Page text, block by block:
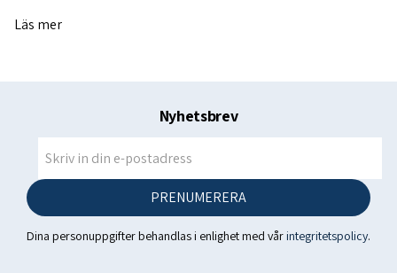
----------------------------------------------------------------------------------
--------------------
Energi: 1649 kJ / 398 kcal
Protein: 8 g
Läs mer
Nyhetsbrev
PRENUMERERA
Dina personuppgifter behandlas i enlighet med vårintegritetspolicy.